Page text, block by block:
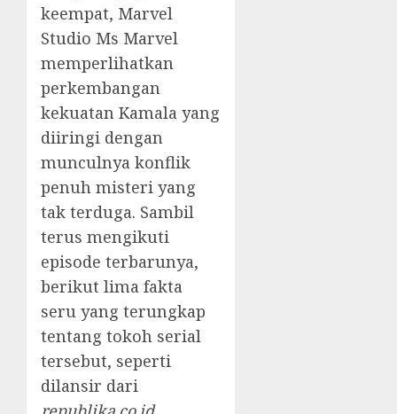
keempat, Marvel
Studio Ms Marvel
memperlihatkan
perkembangan
kekuatan Kamala yang
diiringi dengan
munculnya konflik
penuh misteri yang
tak terduga. Sambil
terus mengikuti
episode terbarunya,
berikut lima fakta
seru yang terungkap
tentang tokoh serial
tersebut, seperti
dilansir dari